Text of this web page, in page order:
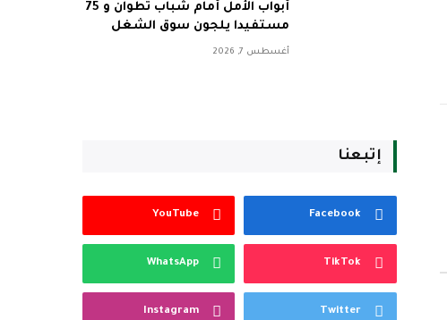
أبواب الأمل أمام شباب تطوان و 75
مستفيدا يلجون سوق الشغل
أغسطس 7, 2026
إتبعنا
Facebook
YouTube
TikTok
WhatsApp
Twitter
Instagram